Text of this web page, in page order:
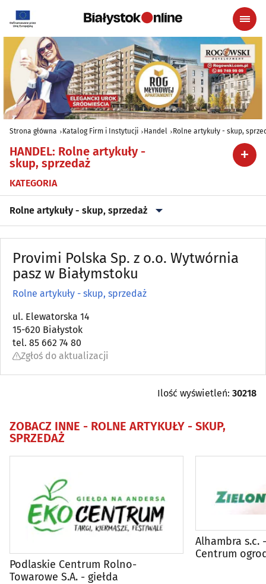
Strona główna Katalog Firm i Instytucji Handel Rolne artykuły - skup,
HANDEL: Rolne artykuły -
skup, sprzedaż
KATEGORIA
Rolne artykuły - skup, sprzedaż
Alkohol, Piwo, Wino, Wyroby spirytusowe(20)
Anteny(6)
Antykwariaty (5)
Artykuły dziecięce
Artykuły i sprzęt gospodarstwa domowego (AGD)
Artykuły zaopatrzenia plastyków(3)
Balony, fajerwerki i inne
Biurowe urządzenia i papiernicze artykuły - detal
Centra handlowe (17)
Provimi Polska Sp. z o.o. Wytwórnia
pasz w Białymstoku
Rolne artykuły - skup, sprzedaż
ul. Elewatorska 14
15-620 Białystok
tel. 85 662 74 80
Zgłoś do aktualizacji
Ilość wyświetleń: 30218
ZOBACZ INNE - ROLNE ARTYKUŁY - SKUP,
SPRZEDAŻ
Podlaskie Centrum Rolno-
Towarowe S.A. - giełda
Alhambra s.c.
Centrum